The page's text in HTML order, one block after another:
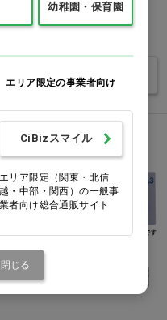
バリエーションを見る
幼稚園・保育園
エリア限定の事業者向け
CiBizスマイル
エリア限定（関東・北信
越・中部・関西）の一般事
業者向け総合通販サイト
じる